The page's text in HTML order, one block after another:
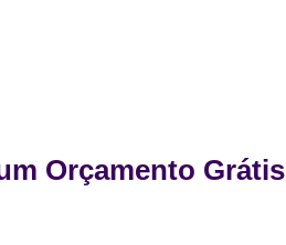
Orçamento Grátis